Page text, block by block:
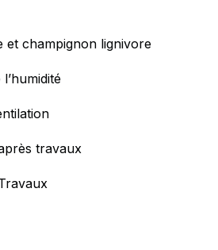
et champignon lignivore
travaux